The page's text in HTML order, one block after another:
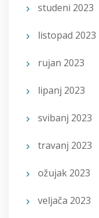
studeni 2023
listopad 2023
rujan 2023
lipanj 2023
svibanj 2023
travanj 2023
ožujak 2023
veljača 2023